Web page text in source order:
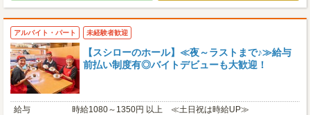
アルバイト・パート 未経験者歓迎
【スシローのホール】≪夜～ラストまで♪≫給与
前払い制度有◎バイトデビューも大歓迎！
給与
時給1080～1350円 以上 ≪土日祝は時給UP≫